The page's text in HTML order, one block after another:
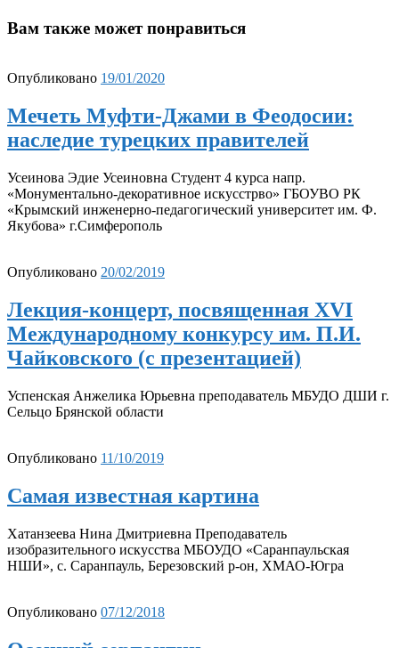
Вам также может понравиться
Опубликовано 19/01/2020
Мечеть Муфти-Джами в Феодосии:
наследие турецких правителей
Усеинова Эдие Усеиновна Студент 4 курса напр.
«Монументально-декоративное искусстрво» ГБОУВО РК
«Крымский инженерно-педагогический университет им. Ф.
Якубова» г.Симферополь
Опубликовано 20/02/2019
Лекция-концерт, посвященная XVI
Международному конкурсу им. П.И.
Чайковского (с презентацией)
Успенская Анжелика Юрьевна преподаватель МБУДО ДШИ г.
Сельцо Брянской области
Опубликовано 11/10/2019
Самая известная картина
Хатанзеева Нина Дмитриевна Преподаватель
изобразительного искусства МБОУДО «Саранпаульская
НШИ», с. Саранпауль, Березовский р-он, ХМАО-Югра
Опубликовано 07/12/2018